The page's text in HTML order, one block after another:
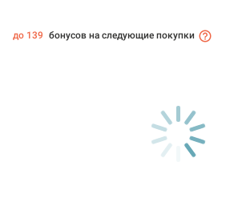
до 139 бонусов на следующие покупки